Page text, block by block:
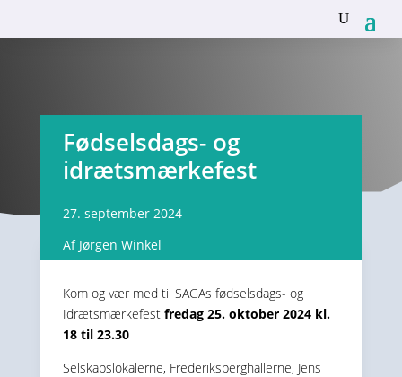
Fødselsdags- og
idrætsmærkefest
27. september 2024
Af Jørgen Winkel
Kom og vær med til SAGAs fødselsdags- og
Idrætsmærkefest fredag 25. oktober 2024 kl.
18 til 23.30
Selskabslokalerne, Frederiksberghallerne, Jens